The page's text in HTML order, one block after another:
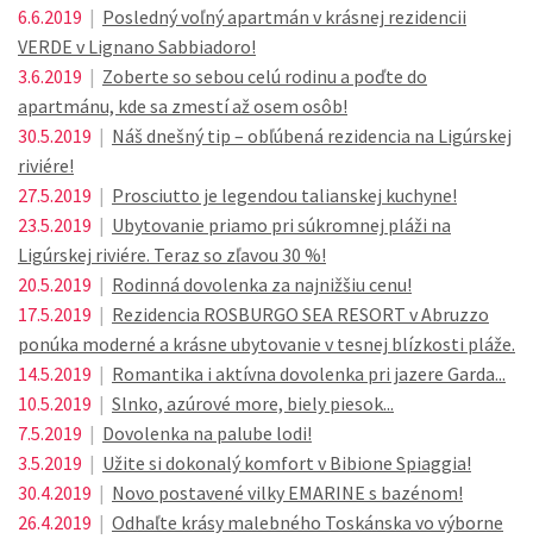
6.6.2019 | Posledný voľný apartmán v krásnej rezidencii
VERDE v Lignano Sabbiadoro!
3.6.2019 | Zoberte so sebou celú rodinu a poďte do
apartmánu, kde sa zmestí až osem osôb!
30.5.2019 | Náš dnešný tip – obľúbená rezidencia na Ligúrskej
riviére!
27.5.2019 | Prosciutto je legendou talianskej kuchyne!
23.5.2019 | Ubytovanie priamo pri súkromnej pláži na
Ligúrskej riviére. Teraz so zľavou 30 %!
20.5.2019 | Rodinná dovolenka za najnižšiu cenu!
17.5.2019 | Rezidencia ROSBURGO SEA RESORT v Abruzzo
ponúka moderné a krásne ubytovanie v tesnej blízkosti pláže.
14.5.2019 | Romantika i aktívna dovolenka pri jazere Garda...
10.5.2019 | Slnko, azúrové more, biely piesok...
7.5.2019 | Dovolenka na palube lodi!
3.5.2019 | Užite si dokonalý komfort v Bibione Spiaggia!
30.4.2019 | Novo postavené vilky EMARINE s bazénom!
26.4.2019 | Odhaľte krásy malebného Toskánska vo výborne